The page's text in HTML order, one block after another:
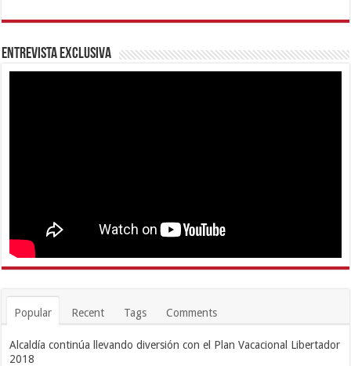
Entrevista Exclusiva
Popular Recent Tags Comments
Alcaldía continúa llevando diversión con el Plan Vacacional Libertador
2018